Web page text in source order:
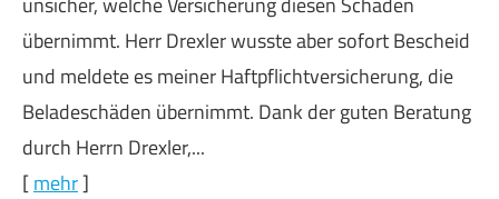
übernimmt. Herr Drexler wusste aber sofort Bescheid
und meldete es meiner Haft­pflichtversicherung, die
Beladeschäden übernimmt. Dank der guten Beratung
durch Herrn Drexler,...
[mehr]